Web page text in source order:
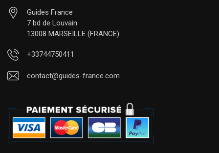
Guides France
7 bd de Louvain
13008 MARSEILLE (FRANCE)
+33744750411
contact@guides-france.com